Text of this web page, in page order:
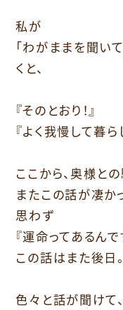
私が
「わがままを聞い
くと、
『そのとおり！』
『よく我慢して暮
ここから、奥様と
またこの話が凄か
思わず
『運命ってあるん
この話はまた後日。
色々と話が聞けて